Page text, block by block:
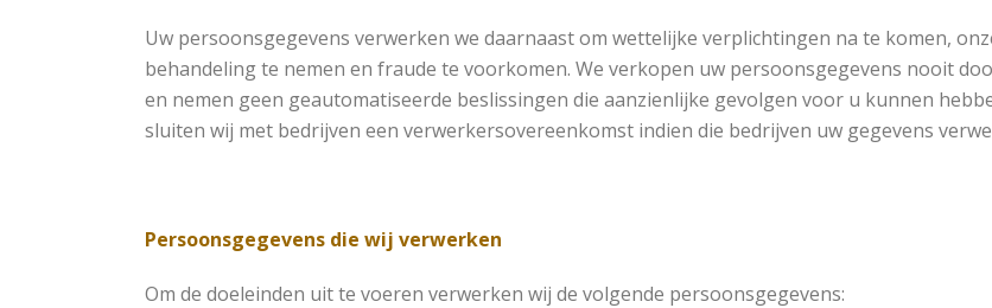
Uw persoonsgegevens verwerken we daarnaast om wettelijke verplichtingen na te komen,
behandeling te nemen en fraude te voorkomen. We verkopen uw persoonsgegevens nooit
en nemen geen geautomatiseerde beslissingen die aanzienlijke gevolgen voor u kunnen
sluiten wij met bedrijven een verwerkersovereenkomst indien die bedrijven uw gegevens
Persoonsgegevens die wij verwerken
Om de doeleinden uit te voeren verwerken wij de volgende persoonsgegevens: